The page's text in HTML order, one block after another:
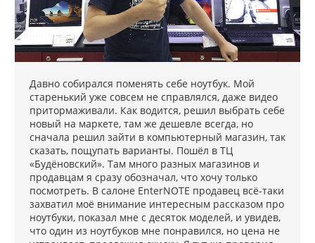
Давно собирался поменять себе ноутбук. Мой
старенький уже совсем не справлялся, даже видео
притормаживали. Как водится, решил выбрать себе
новый на маркете, там же дешевле всегда, но
сначала решил зайти в компьютерный магазин, так
сказать, пощупать варианты. Пошёл в ТЦ
«Будёновский». Там много разных магазинов и
продавцам я сразу обозначал, что хочу только
посмотреть. В салоне EnterNOTE продавец всё-таки
захватил моё внимание интересным рассказом про
ноутбуки, показал мне с десяток моделей, и увидев,
что один из ноутбуков мне понравился, но цена не